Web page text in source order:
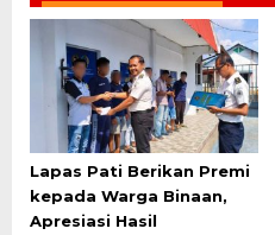
Lapas Pati Berikan Premi
kepada Warga Binaan,
Apresiasi Hasil